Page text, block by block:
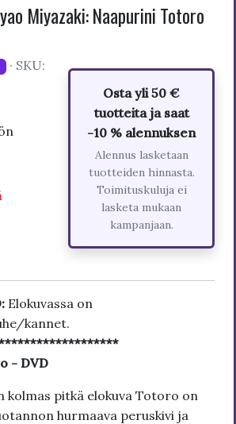
Miyazaki: Naapurini Totoro
· SKU:
Osta yli 50 €
tuotteita ja saat
-10 % alennuksen
Alennus lasketaan
tuotteiden hinnasta.
Toimituskuluja ei
lasketa mukaan
kampanjaan.
Elokuvassa on
kannet.
- DVD
kolmas pitkä elokuva Totoro on
hurmaava peruskivi ja